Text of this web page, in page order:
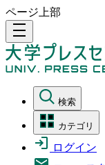
ページ上部
density_medium
検索
カテゴリ
ログイン